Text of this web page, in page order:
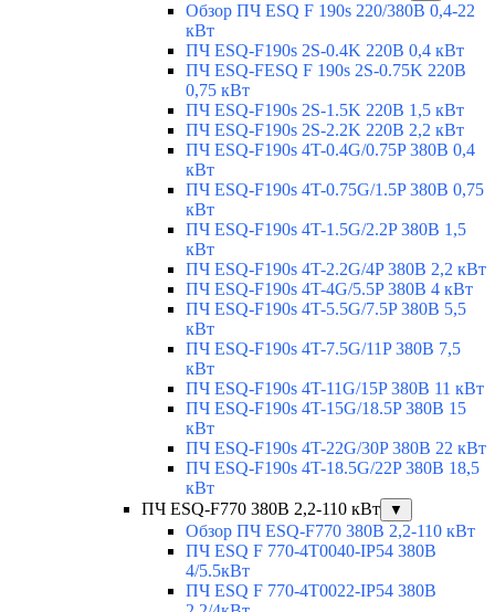
Обзор ПЧ ESQ F 190s 220/380В 0,4-22
кВт
ПЧ ESQ-F190s 2S-0.4K 220В 0,4 кВт
ПЧ ESQ-FESQ F 190s 2S-0.75K 220В
0,75 кВт
ПЧ ESQ-F190s 2S-1.5K 220В 1,5 кВт
ПЧ ESQ-F190s 2S-2.2K 220В 2,2 кВт
ПЧ ESQ-F190s 4T-0.4G/0.75P 380В 0,4
кВт
ПЧ ESQ-F190s 4T-0.75G/1.5P 380В 0,75
кВт
ПЧ ESQ-F190s 4T-1.5G/2.2P 380В 1,5
кВт
ПЧ ESQ-F190s 4T-2.2G/4P 380В 2,2 кВт
ПЧ ESQ-F190s 4T-4G/5.5P 380В 4 кВт
ПЧ ESQ-F190s 4T-5.5G/7.5P 380В 5,5
кВт
ПЧ ESQ-F190s 4T-7.5G/11P 380В 7,5
кВт
ПЧ ESQ-F190s 4T-11G/15P 380В 11 кВт
ПЧ ESQ-F190s 4T-15G/18.5P 380В 15
кВт
ПЧ ESQ-F190s 4T-22G/30P 380В 22 кВт
ПЧ ESQ-F190s 4T-18.5G/22P 380В 18,5
кВт
ПЧ ESQ-F770 380В 2,2-110 кВт
▼
Обзор ПЧ ESQ-F770 380В 2,2-110 кВт
ПЧ ESQ F 770-4T0040-IP54 380В
4/5.5кВт
ПЧ ESQ F 770-4T0022-IP54 380В